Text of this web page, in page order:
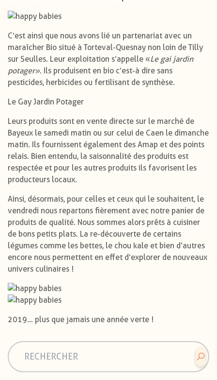
C’est ainsi que nous avons lié un partenariat avec un
maraîcher Bio situé à Torteval-Quesnay non loin de Tilly
sur Seulles. Leur exploitation s’appelle «Le gai jardin
potager ». Ils produisent en bio c’est-à dire sans
pesticides, herbicides ou fertilisant de synthèse.
Le Gay Jardin Potager
Leurs produits sont en vente directe sur le marché de
Bayeux le samedi matin ou sur celui de Caen le dimanche
matin. Ils fournissent également des Amap et des points
relais. Bien entendu, la saisonnalité des produits est
respectée et pour les autres produits ils favorisent les
producteurs locaux.
Ainsi, désormais, pour celles et ceux qui le souhaitent, le
vendredi nous repartons fièrement avec notre panier de
produits de qualité. Nous sommes alors prêts à cuisiner
de bons petits plats. La re-découverte de certains
légumes comme les bettes, le chou kale et bien d‘autres
encore nous permettent en effet d’explorer de nouveaux
univers culinaires !
2019… plus que jamais une année verte !